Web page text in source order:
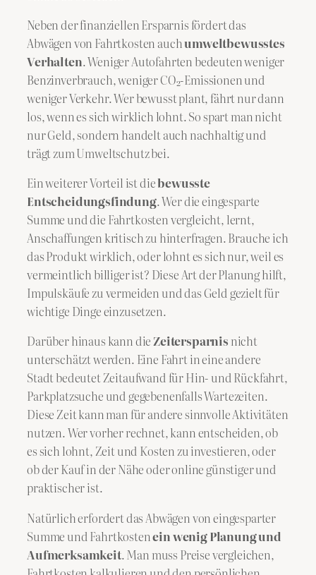
Neben der finanziellen Ersparnis fördert das
Abwägen von Fahrtkosten auchumweltbewusstes
Verhalten. Weniger Autofahrten bedeuten weniger
Benzinverbrauch, weniger CO₂-Emissionen und
weniger Verkehr. Wer bewusst plant, fährt nur dann
los, wenn es sich wirklich lohnt. So spart man nicht
nur Geld, sondern handelt auch nachhaltig und
trägt zum Umweltschutz bei.
Ein weiterer Vorteil ist diebewusste
Entscheidungsfindung. Wer die eingesparte
Summe und die Fahrtkosten vergleicht, lernt,
Anschaffungen kritisch zu hinterfragen. Brauche ich
das Produkt wirklich, oder lohnt es sich nur, weil es
vermeintlich billiger ist? Diese Art der Planung hilft,
Impulskäufe zu vermeiden und das Geld gezielt für
wichtige Dinge einzusetzen.
Darüber hinaus kann dieZeitersparnis nicht
unterschätzt werden. Eine Fahrt in eine andere
Stadt bedeutet Zeitaufwand für Hin- und Rückfahrt,
Parkplatzsuche und gegebenenfalls Wartezeiten.
Diese Zeit kann man für andere sinnvolle Aktivitäten
nutzen. Wer vorher rechnet, kann entscheiden, ob
es sich lohnt, Zeit und Kosten zu investieren, oder
ob der Kauf in der Nähe oder online günstiger und
praktischer ist.
Natürlich erfordert das Abwägen von eingesparter
Summe und Fahrtkostenein wenig Planung und
Aufmerksamkeit. Man muss Preise vergleichen,